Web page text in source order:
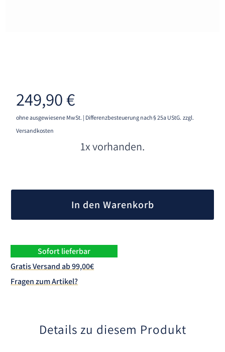
249,90€
ohne ausgewiesene MwSt. | Differenzbesteuerung nach § 25a UStG. zzgl.
Versandkosten
1x vorhanden.
In den Warenkorb
Sofort lieferbar
Gratis Versand ab 99,00€
Fragen zum Artikel?
Details zu diesem Produkt